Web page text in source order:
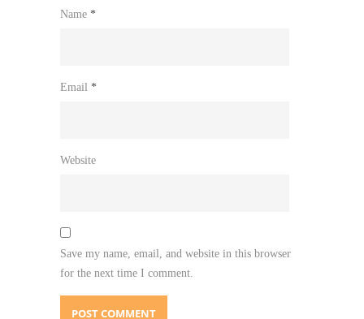
Name *
Email *
Website
Save my name, email, and website in this browser
for the next time I comment.